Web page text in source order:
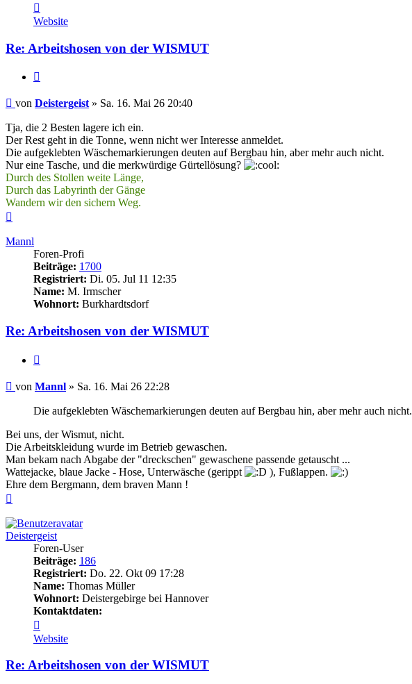
von
Deistergeist
Website
Re: Arbeitshosen von der WISMUT
Beitrag
von Deistergeist » Sa. 16. Mai 26 20:40
Tja, die 2 Besten lagere ich ein.
Der Rest geht in die Tonne, wenn nicht wer Interesse anmeldet.
Die aufgeklebten Wäschemarkierungen deuten auf Bergbau hin, aber mehr auch nicht.
Nur eine Tasche, und die merkwürdige Gürtellösung?
Durch des Stollen weite Länge,
Durch das Labyrinth der Gänge
Wandern wir den sichern Weg.
Mannl
Foren-Profi
Beiträge: 1700
Registriert: Di. 05. Jul 11 12:35
Name: M. Irmscher
Wohnort: Burkhardtsdorf
Re: Arbeitshosen von der WISMUT
Beitrag
von Mannl » Sa. 16. Mai 26 22:28
Die aufgeklebten Wäschemarkierungen deuten auf Bergbau hin, aber mehr auch nicht.
Bei uns, der Wismut, nicht.
Die Arbeitskleidung wurde im Betrieb gewaschen.
Man bekam nach Abgabe der "dreckschen" gewaschene passende getauscht ...
Wattejacke, blaue Jacke - Hose, Unterwäsche (gerippt
), Fußlappen.
Ehre dem Bergmann, dem braven Mann !
Deistergeist
Foren-User
Beiträge: 186
Registriert: Do. 22. Okt 09 17:28
Name: Thomas Müller
Wohnort: Deistergebirge bei Hannover
Kontaktdaten:
von
Deistergeist
Website
Re: Arbeitshosen von der WISMUT